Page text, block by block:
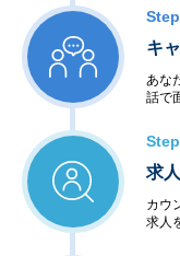
キ
あな
話で
求
カウ
求人